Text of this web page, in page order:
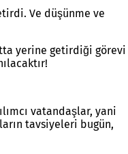
Ve düşünme ve
yerine getirdiği görevi
vatandaşlar, yani
tavsiyeleri bugün,